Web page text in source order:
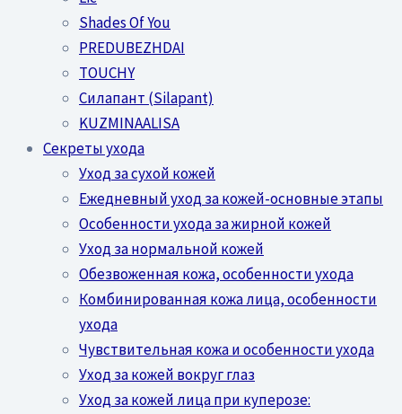
Shades Of You
PREDUBEZHDAI
TOUCHY
Силапант (Silapant)
KUZMINAALISA
Секреты ухода
Уход за сухой кожей
Ежедневный уход за кожей-основные этапы
Особенности ухода за жирной кожей
Уход за нормальной кожей
Обезвоженная кожа, особенности ухода
Комбинированная кожа лица, особенности
ухода
Чувствительная кожа и особенности ухода
Уход за кожей вокруг глаз
Уход за кожей лица при куперозе: